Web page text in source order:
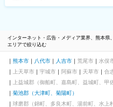
インターネット・広告・メディア業界、熊本県
エリアで絞り込む
熊本市 八代市 人吉市 荒尾市 水俣
上天草市
宇城市 阿蘇市 天草市
合
上益城郡（御船町、嘉島町、益城町、甲
菊池郡（大津町、菊陽町）
球磨郡（錦町、多良木町、湯前町、水上